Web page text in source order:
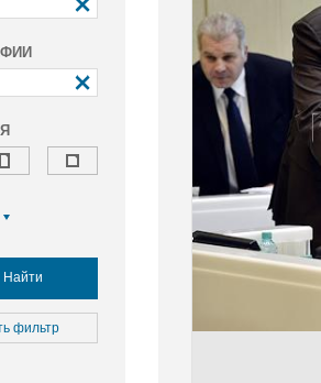
и отдых
Найти
фильтр